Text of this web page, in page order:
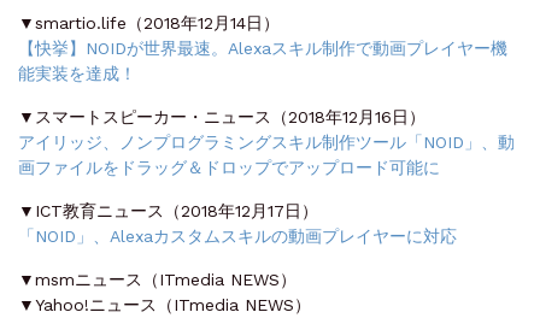
▼smartio.life（2018年12月14日）
【快挙】NOIDが世界最速。Alexaスキル制作で動画プレイヤー機
能実装を達成！
▼スマートスピーカー・ニュース（2018年12月16日）
アイリッジ、ノンプログラミングスキル制作ツール「NOID」、動
画ファイルをドラッグ＆ドロップでアップロード可能に
▼ICT教育ニュース（2018年12月17日）
「NOID」、Alexaカスタムスキルの動画プレイヤーに対応
▼msmニュース（ITmedia NEWS）
▼Yahoo!ニュース（ITmedia NEWS）